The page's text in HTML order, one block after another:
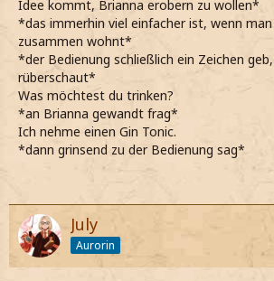
Idee kommt, Brianna erobern zu wollen*
*das immerhin viel einfacher ist, wenn
zusammen wohnt*
*der Bedienung schließlich ein Zeichen
rüberschaut*
Was möchtest du trinken?
*an Brianna gewandt frag*
Ich nehme einen Gin Tonic.
*dann grinsend zu der Bedienung sag*
July
Aurorin